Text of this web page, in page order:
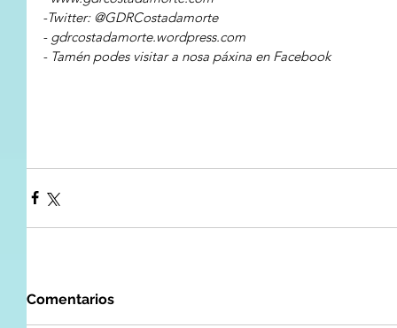
-Twitter: @GDRCostadamorte
- gdrcostadamorte.wordpress.com
- Tamén podes visitar a nosa páxina en Facebook
Comentarios